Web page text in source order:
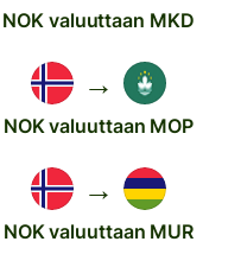
NOK valuuttaan MKD
→
NOK valuuttaan MOP
→
NOK valuuttaan MUR